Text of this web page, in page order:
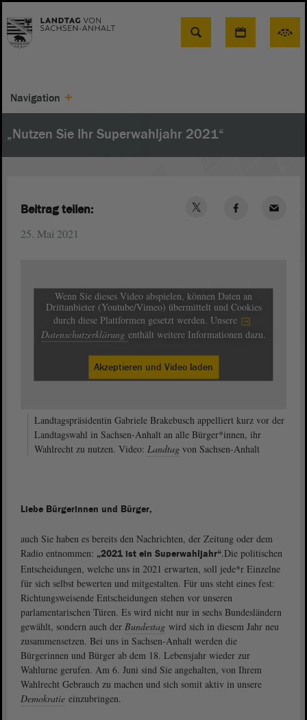
Suche
Navigation
„Nutzen Sie Ihr Superwahljahr 2021“
25. Mai 2021
Wenn Sie dieses Video abspielen, können Daten an
Drittanbieter (Youtube/Vimeo) übermittelt und Cookies
durch diese Plattformen gesetzt werden. Unsere
Datenschutzerklärung enthält weitere Informationen dazu.
Akzeptieren und Video laden
Landtagspräsidentin Gabriele Brakebusch appelliert kurz vor der
Landtagswahl in Sachsen-Anhalt an alle Bürger*innen, ihr
Wahlrecht zu nutzen. Video: Landtag von Sachsen-Anhalt
Liebe Bürgerinnen und Bürger,
auch Sie haben es bereits den Nachrichten, der Zeitung oder dem
Radio entnommen: „2021 ist ein Superwahljahr“.Die politischen
Entscheidungen, welche uns in 2021 erwarten, soll jede*r Einzelne
für sich selbst bewerten und mitgestalten. Für uns steht eines fest:
Richtungsweisende Entscheidungen stehen vor unseren
parlamentarischen Türen. Es wird nicht nur in sechs Bundesländern
gewählt, sondern auch der Bundestag wird sich in diesem Jahr neu
zusammensetzen. Bei uns in Sachsen-Anhalt werden die
Bürgerinnen und Bürger ab dem 18. Lebensjahr wieder zur
Wahlurne gerufen. Am 6. Juni sind Sie angehalten, von Ihrem
Wahlrecht Gebrauch zu machen und sich somit aktiv in unsere
Demokratie einzubringen.
Beitrag teilen: